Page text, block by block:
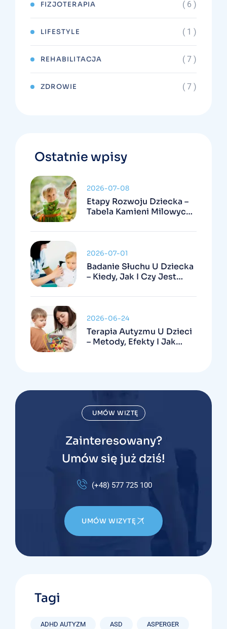
FIZJOTERAPIA ( 6 )
LIFESTYLE ( 1 )
REHABILITACJA ( 7 )
ZDROWIE ( 7 )
Ostatnie wpisy
Etapy Rozwoju Dziecka –
Tabela Kamieni Milowych I
2026-07-08
Badanie Słuchu U Dziecka
– Kiedy, Jak I Czy Jest
2026-07-01
Terapia Autyzmu U Dzieci
– Metody, Efekty I Jak
2026-06-24
UMÓW WIZTĘ
Zainteresowany?
Umów się już dziś!
(+48) 577 725 100
UMÓW WIZYTĘ
Tagi
ADHD AUTYZM ASD ASPERGER